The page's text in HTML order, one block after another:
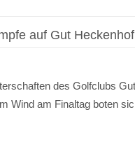
auf Gut Heckenhof
des Golfclubs
Wind am Finaltag boten